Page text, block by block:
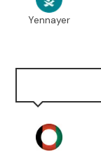
Yennayer